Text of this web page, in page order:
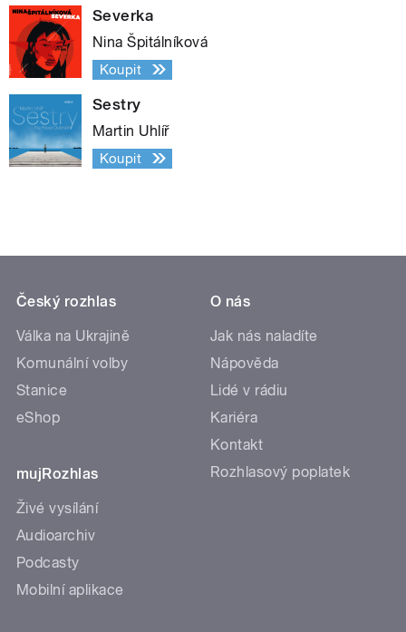
Severka
Nina Špitálníková
Koupit
Sestry
Martin Uhlíř
Koupit
Český rozhlas
Válka na Ukrajině
Komunální volby
Stanice
eShop
mujRozhlas
Živé vysílání
Audioarchiv
Podcasty
Mobilní aplikace
O nás
Jak nás naladíte
Nápověda
Lidé v rádiu
Kariéra
Kontakt
Rozhlasový poplatek